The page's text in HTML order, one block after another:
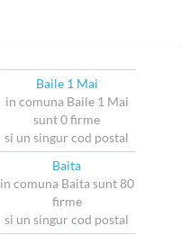
Baile 1 Mai
in comuna Baile 1 Mai
sunt 0 firme
si un singur cod postal
Baita
in comuna Baita sunt 80
firme
si un singur cod postal